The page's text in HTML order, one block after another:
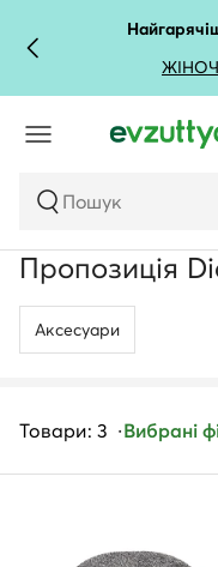
Пошук
Пропозиція
Аксесуари
Товари: 3 Вибрані